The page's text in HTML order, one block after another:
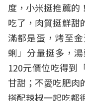
度，小米挺推薦的
吃了，肉質挺鮮甜
滿都是蛋，烤至
蜊」分量挺多，
120元價位吃得到
甘甜；不愛吃肥肉
搭配辣椒一起吃都